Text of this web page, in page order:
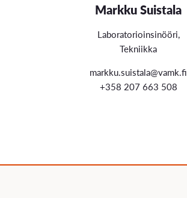
Markku Suistala
Laboratorioinsinööri,
Tekniikka
markku.suistala@vamk.fi
+358 207 663 508